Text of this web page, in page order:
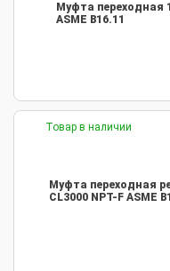
Муфта переходная
ASME B16.11
Товар в наличии
Муфта переходная
CL3000 NPT-F ASME